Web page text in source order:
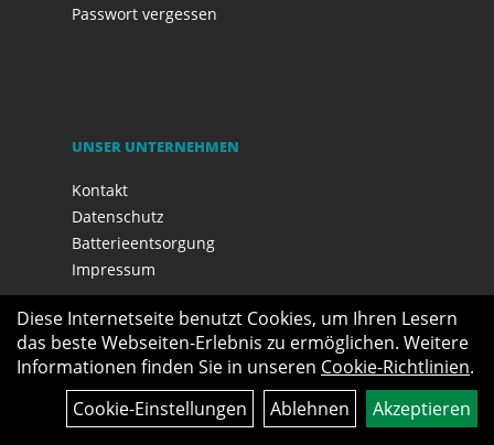
Passwort vergessen
UNSER UNTERNEHMEN
Kontakt
Datenschutz
Batterieentsorgung
Impressum
Diese Internetseite benutzt Cookies, um Ihren Lesern
das beste Webseiten-Erlebnis zu ermöglichen. Weitere
Informationen finden Sie in unseren Cookie-Richtlinien.
Cookie-Einstellungen
Ablehnen Akzeptieren